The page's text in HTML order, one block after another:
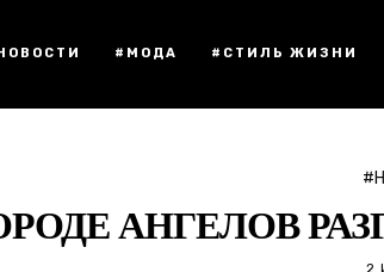
#МОДА #СТИЛЬ ЖИЗНИ
АНГЕЛОВ
2